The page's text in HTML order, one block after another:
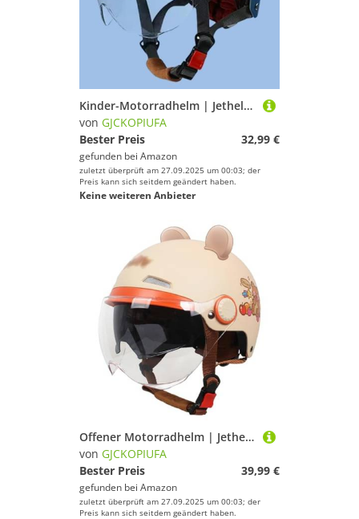
Kinder-Motorradhelm | Jethelm | Kinder-Rollerhelm | Mit Sonnenblende | ECE 22.06 Zertifiziert | Für Jungen Und Mädchen Von 3–15 Jahren | B,46-54cm
von GJCKOPIUFA
Bester Preis
32,99 €
gefunden bei Amazon
zuletzt überprüft am 27.09.2025 um 00:03; der
Preis kann sich seitdem geändert haben.
Keine weiteren Anbieter
Offener Motorradhelm | Jethelme Halbhelme | ECE 22.06 Zertifiziert | Rollerhelm | Mit Doppelvisier | Für Damen Herren | Sturzhelm H,54-60cm
von GJCKOPIUFA
Bester Preis
39,99 €
gefunden bei Amazon
zuletzt überprüft am 27.09.2025 um 00:03; der
Preis kann sich seitdem geändert haben.